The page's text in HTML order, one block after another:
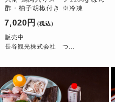
酢・柚子胡椒付き ※冷凍
7,020円 （税込）
販売中
長谷観光株式会社 つ...